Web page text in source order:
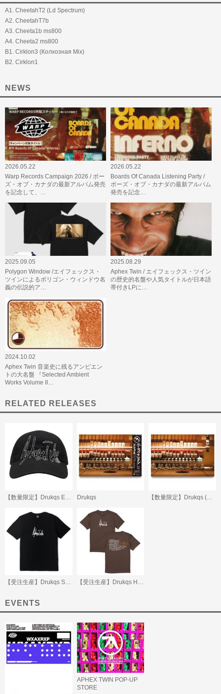
A1. CheetahT2 (Ld Spectrum)
A2. CheetahT7b
A3. Cheeta1b ms800
A4. Cheeta2 ms800
B1. Cirklon3 (Колхозная Mix)
B2. Cirklon1
NEWS
2026.05.22
Warp Records Campaign 2026 / ボー
ズ・オブ・カナダの最新アルバム発売
を記念して、…
2026.05.22
Boards Of Canada Listening Party /
ボーズ・オブ・カナダの最新アルバム
発売を記念…
2025.09.05
Polygon Window /エイフェックス・
ツインによるポリゴン・ウィンドウ名
義の伝説的ア…
2025.08.29
Aphex Twin / エイフェックス・ツイン
の歴史的名盤や人気タイトルが日本語
帯付きLPに…
2024.10.02
Aphex Twin 音楽史に残るアンビエン
トの大名盤 『Selected Ambient
Works Volume II…
RELATED RELEASES
Drukqs
EVENTS
APHEX TWIN POP-UP
STORE